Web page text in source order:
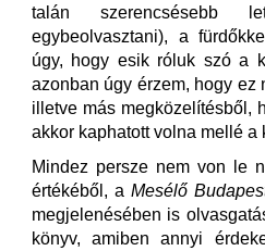
talán
egybeolvasztani), a
úgy, hogy esik róluk szó a
azonban úgy érzem, hogy ez
illetve más megközelítésből,
akkor kaphatott volna mellé a
Mindez persze nem von le
értékéből, a Mesélő
megjelenésében is
könyv, amiben annyi